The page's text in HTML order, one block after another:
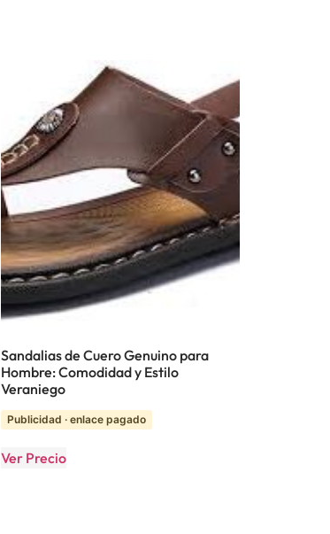
Sandalias de Cuero Genuino para
Hombre: Comodidad y Estilo
Veraniego
Publicidad · enlace pagado
Ver Precio